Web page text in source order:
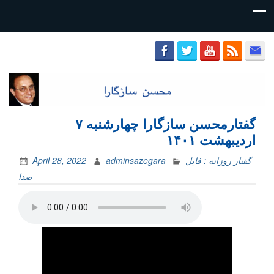
محسن
سازگارا
گفتارمحسن سازگارا چهارشنبه ۷
اردیبهشت ۱۴۰۱
April 28, 2022 adminsazegara
گفتار روزانه : فایل‌
صدا